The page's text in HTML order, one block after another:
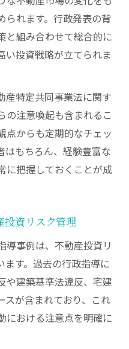
られます。行政発表の背
と組み合わせて総合的に
い投資戦略が立てられま
産特定共同事業法に関す
の注意喚起も含まれるこ
点からも定期的なチェッ
はもちろん、経験豊富な
に把握しておくことが成
投資リスク管理
導事例は、不動産投資リ
ます。過去の行政指導に
や建築基準法違反、宅建
スが含まれており、これ
における注意点を明確に